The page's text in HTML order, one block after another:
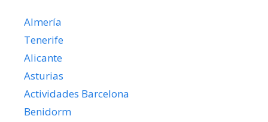
Almería
Tenerife
Alicante
Asturias
Actividades Barcelona
Benidorm